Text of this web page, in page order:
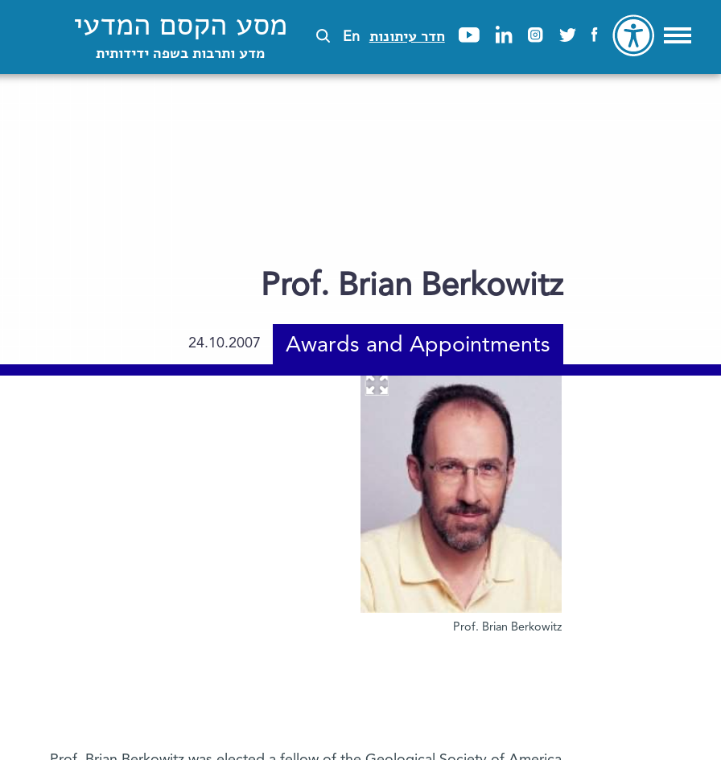
חדר עיתונות En מסע הקסם המדעי
מדע ותרבות בשפה ידידותית
Prof. Brian Berkowitz
Awards and Appointments
24.10.2007
Prof. Brian Berkowitz